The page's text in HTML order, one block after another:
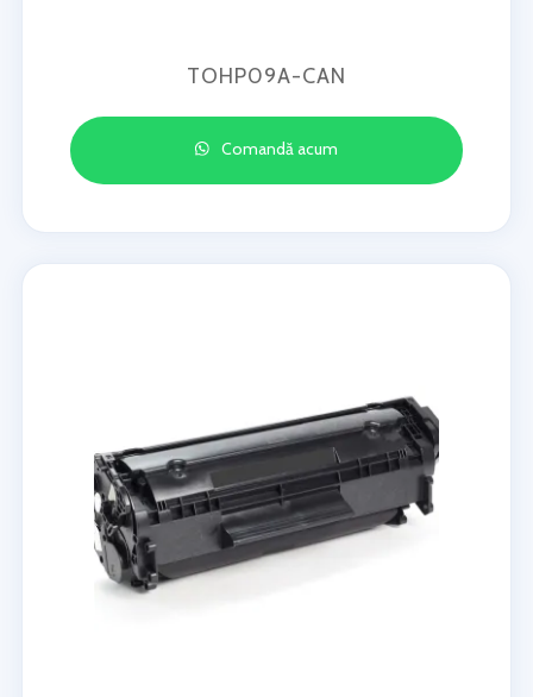
TOHP09A-CAN
Comandă acum